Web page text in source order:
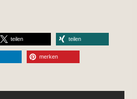
teilen teilen
merken